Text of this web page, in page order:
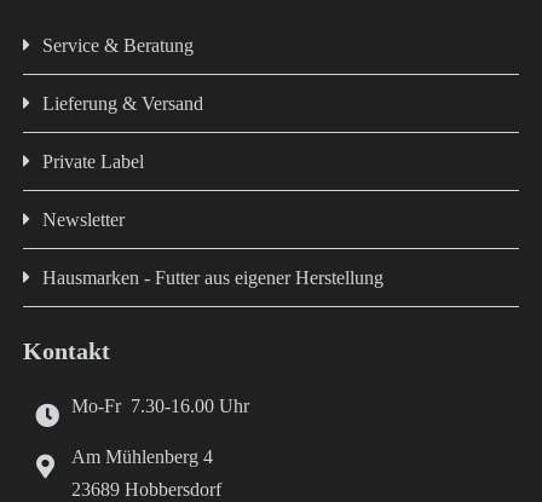
Service & Beratung
Lieferung & Versand
Private Label
Newsletter
Hausmarken - Futter aus eigener Herstellung
Kontakt
Mo-Fr 7.30-16.00 Uhr
Am Mühlenberg 4
23689 Hobbersdorf